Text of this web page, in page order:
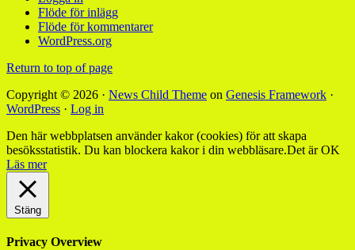
Flöde för inlägg
Flöde för kommentarer
WordPress.org
Return to top of page
Copyright © 2026 · News Child Theme on Genesis Framework ·
WordPress · Log in
Den här webbplatsen använder kakor (cookies) för att skapa
besöksstatistik. Du kan blockera kakor i din webbläsare.Det är OK
Läs mer
Stäng
Privacy Overview